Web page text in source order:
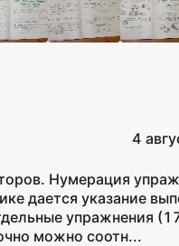
4
Нумерация
дается указание
упражнения
можно соотн...